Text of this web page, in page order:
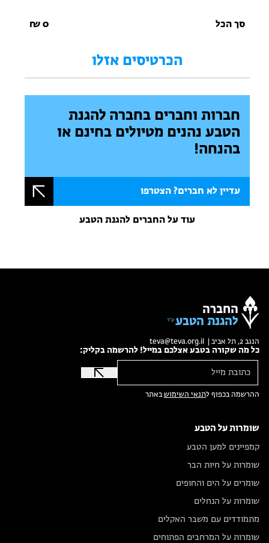
סך הכל 0
₪
הכרטיסים אזלו
חברות וחברים בחברה להגנת
הטבע נהנים מטיולים בחינם או
בהנחה!
עדיין לא חברים? הצטרפו
עוד על החברים להגנת הטבע
החברה
להגנת הטבע
הנגב 2, תל אביב | teva@teva.org.il
כל מה שקורה בטבע אצלכם במייל! להרשמה בקליק:
ההרשמה בכפוף לתנאי השימושבאתר
שומרות על הטבע
קמפיינים למען הטבע
שומרות על חיות הבר
שומרים על הים והחופים
שומרות על הנחלים
מתמודדים עם משבר האקלים
שומרות על המרחבים הפתוחים